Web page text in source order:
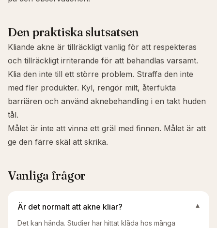
Den praktiska slutsatsen
Kliande akne är tillräckligt vanlig för att respekteras
och tillräckligt irriterande för att behandlas varsamt.
Klia den inte till ett större problem. Straffa den inte
med fler produkter. Kyl, rengör milt, återfukta
barriären och använd aknebehandling i en takt huden
tål.
Målet är inte att vinna ett gräl med finnen. Målet är att
ge den färre skäl att skrika.
Vanliga frågor
Är det normalt att akne kliar? ▾
Det kan hända. Studier har hittat klåda hos många